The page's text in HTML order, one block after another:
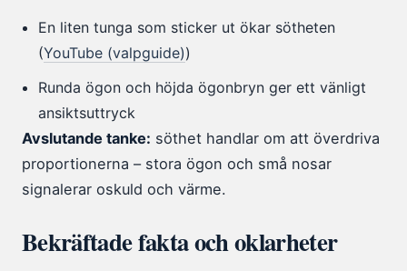
En liten tunga som sticker ut ökar sötheten
(YouTube (valpguide))
Runda ögon och höjda ögonbryn ger ett vänligt
ansiktsuttryck
Avslutande tanke: söthet handlar om att överdriva
proportionerna – stora ögon och små nosar
signalerar oskuld och värme.
Bekräftade fakta och oklarheter